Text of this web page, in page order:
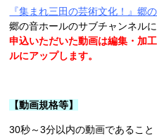
『集まれ三田の芸術文化！』郷
郷の音ホールのサブチャンネルに
申込いただいた動画は編集・加
ルにアップします。
【動画規格等】
30秒～3分以内の動画であること